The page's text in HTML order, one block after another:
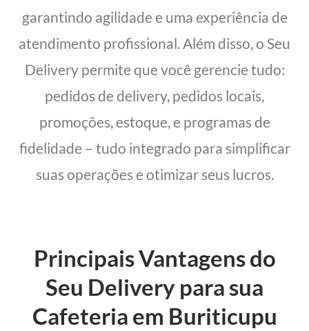
garantindo agilidade e uma experiência de
atendimento profissional. Além disso, o Seu
Delivery permite que você gerencie tudo:
pedidos de delivery, pedidos locais,
promoções, estoque, e programas de
fidelidade – tudo integrado para simplificar
suas operações e otimizar seus lucros.
Principais Vantagens do
Seu Delivery para sua
Cafeteria em Buriticupu